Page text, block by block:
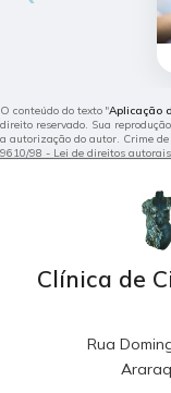
O conteúdo do texto "Aplicação
direito reservado. Sua
a autorização do autor. Crime
9610/98 - Lei de direitos autorais
Clínica de
Rua